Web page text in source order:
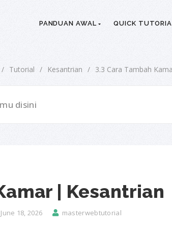
PANDUAN AWAL QUICK
/ Tutorial / Kesantrian / 3.3 Cara Tambah
| Kesantrian
June 18, 2026 masterwebtutorial